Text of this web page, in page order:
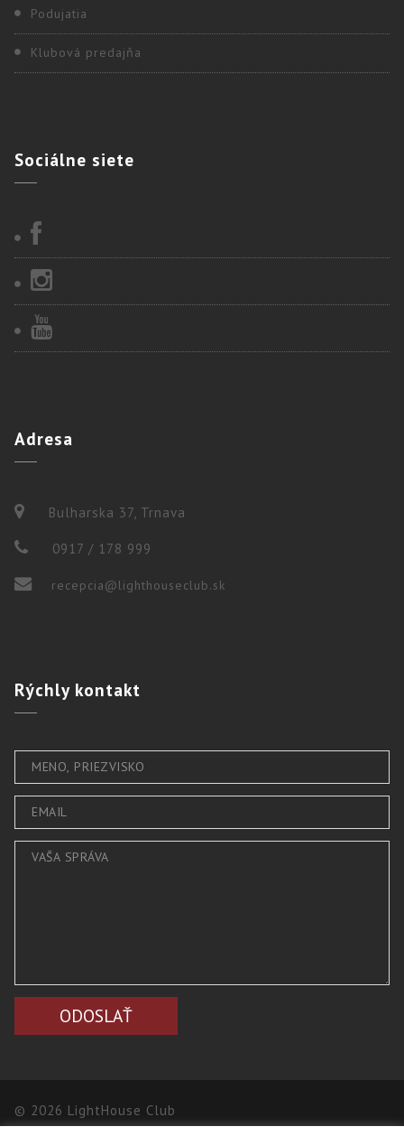
Podujatia
Klubová predajňa
Sociálne siete
Adresa
Bulharska 37, Trnava
0917 / 178 999
recepcia@lighthouseclub.sk
Rýchlykontakt
© 2026 LightHouse Club